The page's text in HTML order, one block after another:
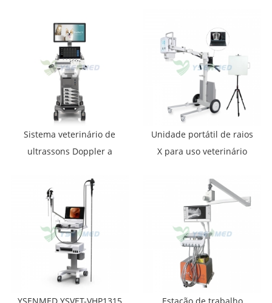
Sistema veterinário de
ultrassons Doppler a
Unidade portátil de raios
X para uso veterinário
(YSF056DRV-A)